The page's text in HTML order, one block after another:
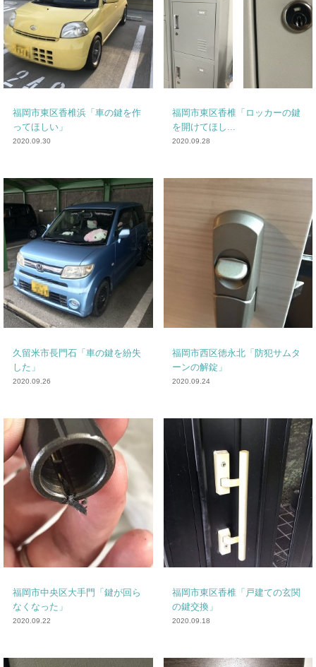
福岡市東区香椎浜「車の鍵を作
ってほしい」
2020.09.30
福岡市東区香椎「ロッカーの鍵
を開けてほし...
2020.09.28
久留米市長門石「車の鍵を紛失
した」
2020.09.26
福岡市西区徳永北「防犯サムタ
ーンの解錠」
2020.09.24
福岡市中央区大手門「鍵が回ら
なくなった」
2020.09.22
福岡市東区香椎「戸建ての玄関
の鍵交換」
2020.09.18